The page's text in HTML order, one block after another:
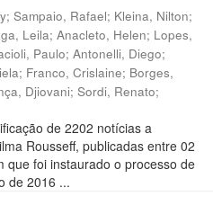
; Sampaio, Rafael; Kleina, Nilton;
Leila; Anacleto, Helen; Lopes,
Paulo; Antonelli, Diego;
; Franco, Crislaine; Borges,
Djiovani; Sordi, Renato;
de 2202 notícias a
Rousseff, publicadas entre 02
que foi instaurado o processo de
de 2016 ...